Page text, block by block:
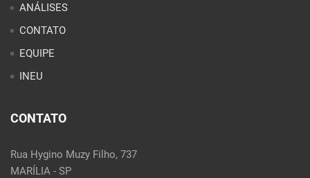
ANÁLISES
CONTATO
EQUIPE
INEU
CONTATO
Rua Hygino Muzy Filho, 737
MARÍLIA - SP